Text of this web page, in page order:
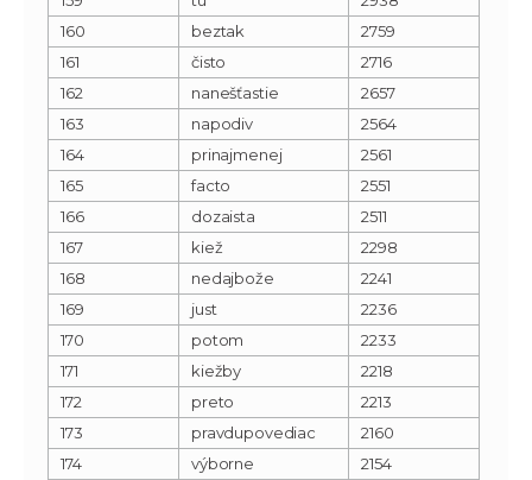
160
beztak
2759
161
čisto
2716
162
nanešťastie
2657
163
napodiv
2564
164
prinajmenej
2561
165
facto
2551
166
dozaista
2511
167
kiež
2298
168
nedajbože
2241
169
just
2236
170
potom
2233
171
kiežby
2218
172
preto
2213
173
pravdupovediac
2160
174
výborne
2154